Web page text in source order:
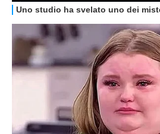
GUIDE ALL'ACQUISTO